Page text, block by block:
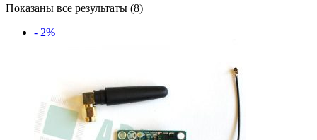
Показаны все результаты (8)Сортировка:
- 2%